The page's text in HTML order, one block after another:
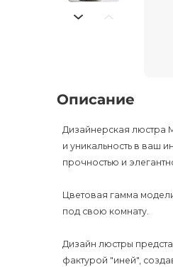
Описание
Дизайнерская люстра
и уникальность в ваш
прочностью и
Цветовая гамма
под свою комнату.
Дизайн люстры
фактурой "иней",